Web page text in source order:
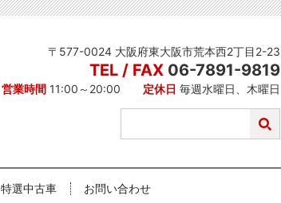
〒577-0024 大阪府東大阪市荒本西2丁目2-23
TEL / FAX 06-7891-9819
営業時間 11:00～20:00 定休日 毎週水曜日、木曜日
特選中古車 お問い合わせ